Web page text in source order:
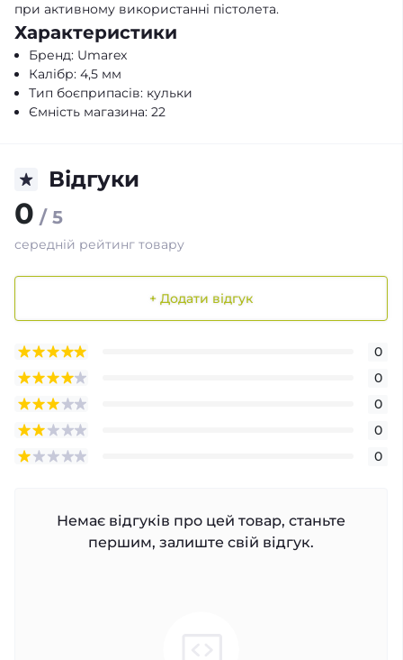
при активному використанні пістолета.
Характеристики
Бренд: Umarex
Калібр: 4,5 мм
Тип боєприпасів: кульки
Ємність магазина: 22
Відгуки
0 / 5
середній рейтинг товару
+ Додати відгук
0
0
0
0
0
Немає відгуків про цей товар, станьте
першим, залиште свій відгук.